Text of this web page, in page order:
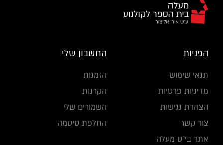
הפניות
תנאי שימוש
מדיניות פרטיות
הצהרת נגישות
צור קשר
אתר בי"ס מעלה
החשבון שלי
הזמנות
הקרנות
השמורים שלי
החלפת סיסמה